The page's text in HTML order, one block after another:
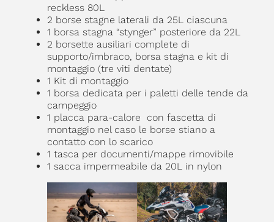
reckless 80L
2 borse stagne laterali da 25L ciascuna
1 borsa stagna “stynger” posteriore da 22L
2 borsette ausiliari complete di
supporto/imbraco, borsa stagna e kit di
montaggio (tre viti dentate)
1 Kit di montaggio
1 borsa dedicata per i paletti delle tende da
campeggio
1 placca para-calore con fascetta di
montaggio nel caso le borse stiano a
contatto con lo scarico
1 tasca per documenti/mappe rimovibile
1 sacca impermeabile da 20L in nylon